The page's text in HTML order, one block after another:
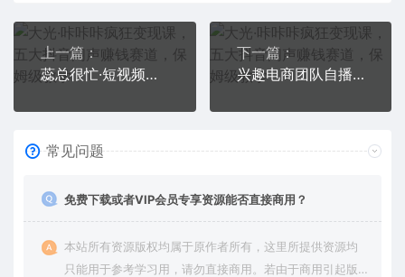
上一篇：
蕊总很忙·短视频营销培训实操课教你快速入门，教你做抖音短视频
下一篇：
兴趣电商团队自播成长营，解密直播流量获取承接放大的核心密码
常见问题
免费下载或者VIP会员专享资源能否直接商用？
本站所有资源版权均属于原作者所有，这里所提供资源均
只能用于参考学习用，请勿直接商用。若由于商用引起版